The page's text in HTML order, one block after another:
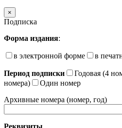
×
Подписка
Форма издания:
в электронной форме в
Период подписки Годовая (4
номера)
Один номер
Архивные номера (номер, год)